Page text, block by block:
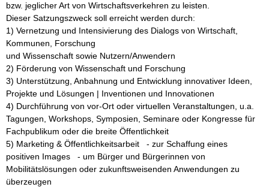
bzw. jeglicher Art von Wirtschaftsverkehren zu leisten.
Dieser Satzungszweck soll erreicht werden durch:
1) Vernetzung und Intensivierung des Dialogs von Wirtschaft,
Kommunen, Forschung
und Wissenschaft sowie Nutzern/Anwendern
2) Förderung von Wissenschaft und Forschung
3) Unterstützung, Anbahnung und Entwicklung innovativer Ideen,
Projekte und Lösungen | Inventionen und Innovationen
4) Durchführung von vor-Ort oder virtuellen Veranstaltungen, u.a.
Tagungen, Workshops, Symposien, Seminare oder Kongresse für
Fachpublikum oder die breite Öffentlichkeit
5) Marketing & Öffentlichkeitsarbeit   - zur Schaffung eines
positiven Images   - um Bürger und Bürgerinnen von
Mobilitätslösungen oder zukunftsweisenden Anwendungen zu
überzeugen